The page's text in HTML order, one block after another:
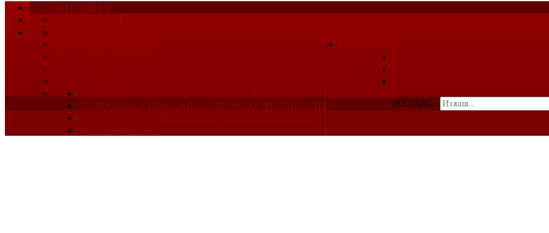
АСОСИЙ САҲИФА
РЕСПУБЛИКА ЁШ КОМПОЗИТОРЛАР ФЕСТИВАЛИ
ДАВР САДОЛАРИ
ИЗЛАШ...